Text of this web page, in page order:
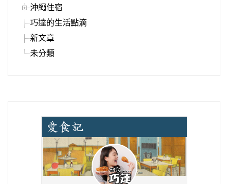
沖繩住宿
巧達的生活點滴
新文章
未分類